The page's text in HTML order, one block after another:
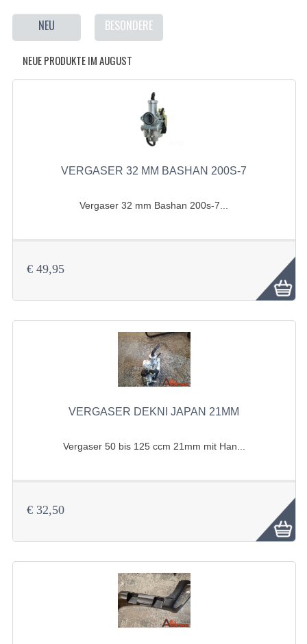
BASHAN 200S-7-200S-A
BELEUCHTUNG
BREMSSYSTEM
ELEKTRONIK
KABEL
LENKVORRICHTUNG
MOTOR
RADAUFHÄNGUNG
RÄDER UND REIFEN
STOSSDÄMPFER
ACCESSOIRES
BREMSSYSTEM
ELEKTRONIK
NEU BESONDERE
NEUE PRODUKTE IM AUGUST
VERGASER 32 MM BASHAN 200S-7
Vergaser 32 mm Bashan 200s-7...
€ 49,95
VERGASER DEKNI JAPAN 21MM
Vergaser 50 bis 125 ccm 21mm mit Han...
€ 32,50